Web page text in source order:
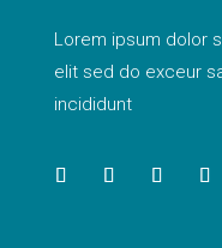
Lorem ipsum dolor
elit sed do exceur
incididunt